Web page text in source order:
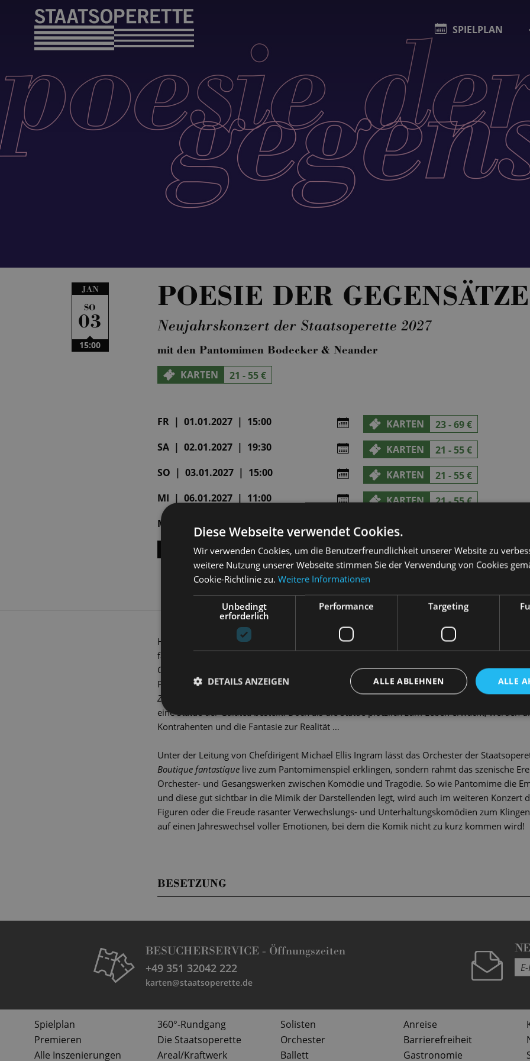
SPIELPLAN
JAN
SO
03
15:00
POESIE DER GEGENSÄTZE
Neujahrskonzert der Staatsoperette 2027
mit den Pantomimen Bodecker & Neander
KARTEN 21 - 55 €
FR | 01.01.2027 | 15:00 KARTEN
23 - 69 €
SA | 02.01.2027 | 19:30
KARTEN
21 - 55 €
SO | 03.01.2027 | 15:00
KARTEN
21 - 55 €
MI | 06.01.2027 | 11:00
KARTEN
21 - 55 €
MI | 06.01.2027 | 19:30
KARTEN
ALLE TERMINE ANZEIGEN
Hereinspaziert, hereinspaziert! Bitte treten Sie ein in einen Zauberladen voller Magie und
fantastique“! Ottorino Respighis gleichnamige Ballettmusik aus dem Jahr 1919, basierend
Gioachino Rossini, bildet den musikalischen Rahmen für ein Theatererlebnis der
Pantomimen Wolfram von Bodecker und Alexander Neander schlüpfen in ihrem StückLa
Zauberladen
in die Figuren des Bildhauers Ottorino und des Kunden Gioachino, der sich in
eine Statue der Galatea bestellt. Doch als die Statue plötzlich zum Leben erwacht, werden
Kontrahenten und die Fantasie zur Realität …
Unter der Leitung von Chefdirigent Michael Ellis Ingram lässt das Orchester der
Boutique fantastique live zum Pantomimenspiel erklingen, sondern rahmt das szenische
Orchester- und Gesangswerken zwischen Komödie und Tragödie. So wie Pantomime die
und diese gut sichtbar in die Mimik der Darstellenden legt, wird auch im weiteren Konzert
Figuren oder die Freude rasanter Verwechslungs- und Unterhaltungskomödien zum
auf einen Jahreswechsel voller Emotionen, bei dem die Komik nicht zu kurz kommen wird!
BESETZUNG
BESUCHERSERVICE - Öffnungszeiten
+49 351 32042 222
karten@staatsoperette.de
Spielplan
Premieren
Alle Inszenierungen
360°-Rundgang
Die Staatsoperette
Areal/Kraftwerk
Solisten
Orchester
Ballett
Anreise
Barrierefreiheit
Gastronomie
Diese Webseite verwendet Cookies.
Wir verwenden Cookies, um die Benutzerfreundlichkeit unserer Website zu
weitere Nutzung unserer Webseite stimmen Sie der Verwendung von Cookies
Cookie-Richtlinie zu. Weitere Informationen
Unbedingt
erforderlich
Performance Targeting
ALLE
ALLE ABLEHNEN
DETAILS ANZEIGEN